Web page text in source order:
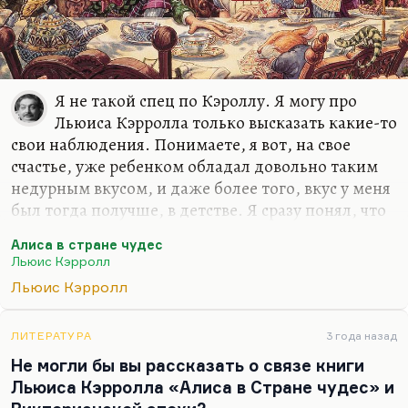
Я не такой спец по Кэроллу. Я могу про
Льюиса Кэрролла только высказать какие-то
свои наблюдения. Понимаете, я вот, на свое
счастье, уже ребенком обладал довольно таким
недурным вкусом, и даже более того, вкус у меня
был тогда получше, в детстве. Я сразу понял, что
тошно было её читать. И мне не нравился
радиоспекталь по ней, где, кроме песен
Высоцкого, вообще всё мне казалось скучной
взгляд ребенка.
На взгляд взрослого читателя, которому эта
книга, я уверен, и адресована на самом деле, хотя
Алиса в стране чудес
Льюис Кэрролл
Льюис Кэрролл
ЛИТЕРАТУРА 3 года назад
Не могли бы вы рассказать о связе книги
Льюиса Кэрролла «Алиса в Стране чудес» и